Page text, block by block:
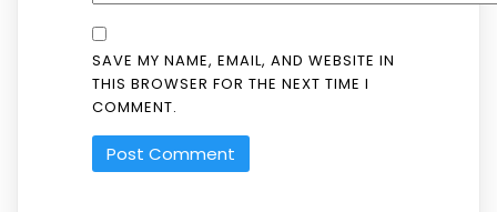
SAVE MY NAME, EMAIL, AND WEBSITE IN
THIS BROWSER FOR THE NEXT TIME I
COMMENT.